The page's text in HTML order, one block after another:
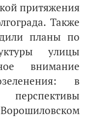
притяжения
Также
планы по
улицы
внимание
в